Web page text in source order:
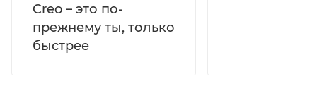
Creo – это по-
прежнему ты, только
быстрее